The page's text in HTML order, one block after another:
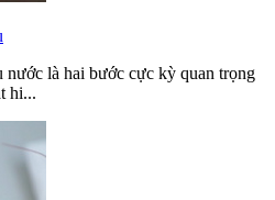
nước là hai bước cực kỳ quan trọng
hi...